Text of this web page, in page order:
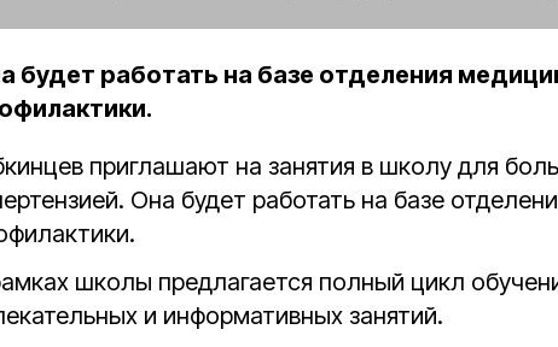
будет работать на базе отделения
приглашают на занятия в школу для
Она будет работать на базе
школы предлагается полный цикл
и информативных занятий.